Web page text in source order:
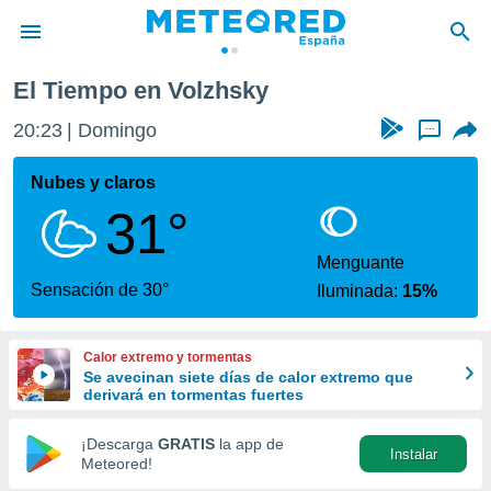
de
por
se
calidad.
a este
las
y
forma
digital
basada
El Tiempo en Volzhsky
20:23 Domingo ...
Nubes y claros
31°
Sensación de 30°
Menguante
Iluminada: 15%
Calor extremo y tormentas
Se avecinan siete días de calor extremo que
derivará en tormentas fuertes
¡Descarga GRATIS la app de
Meteored!
Instalar